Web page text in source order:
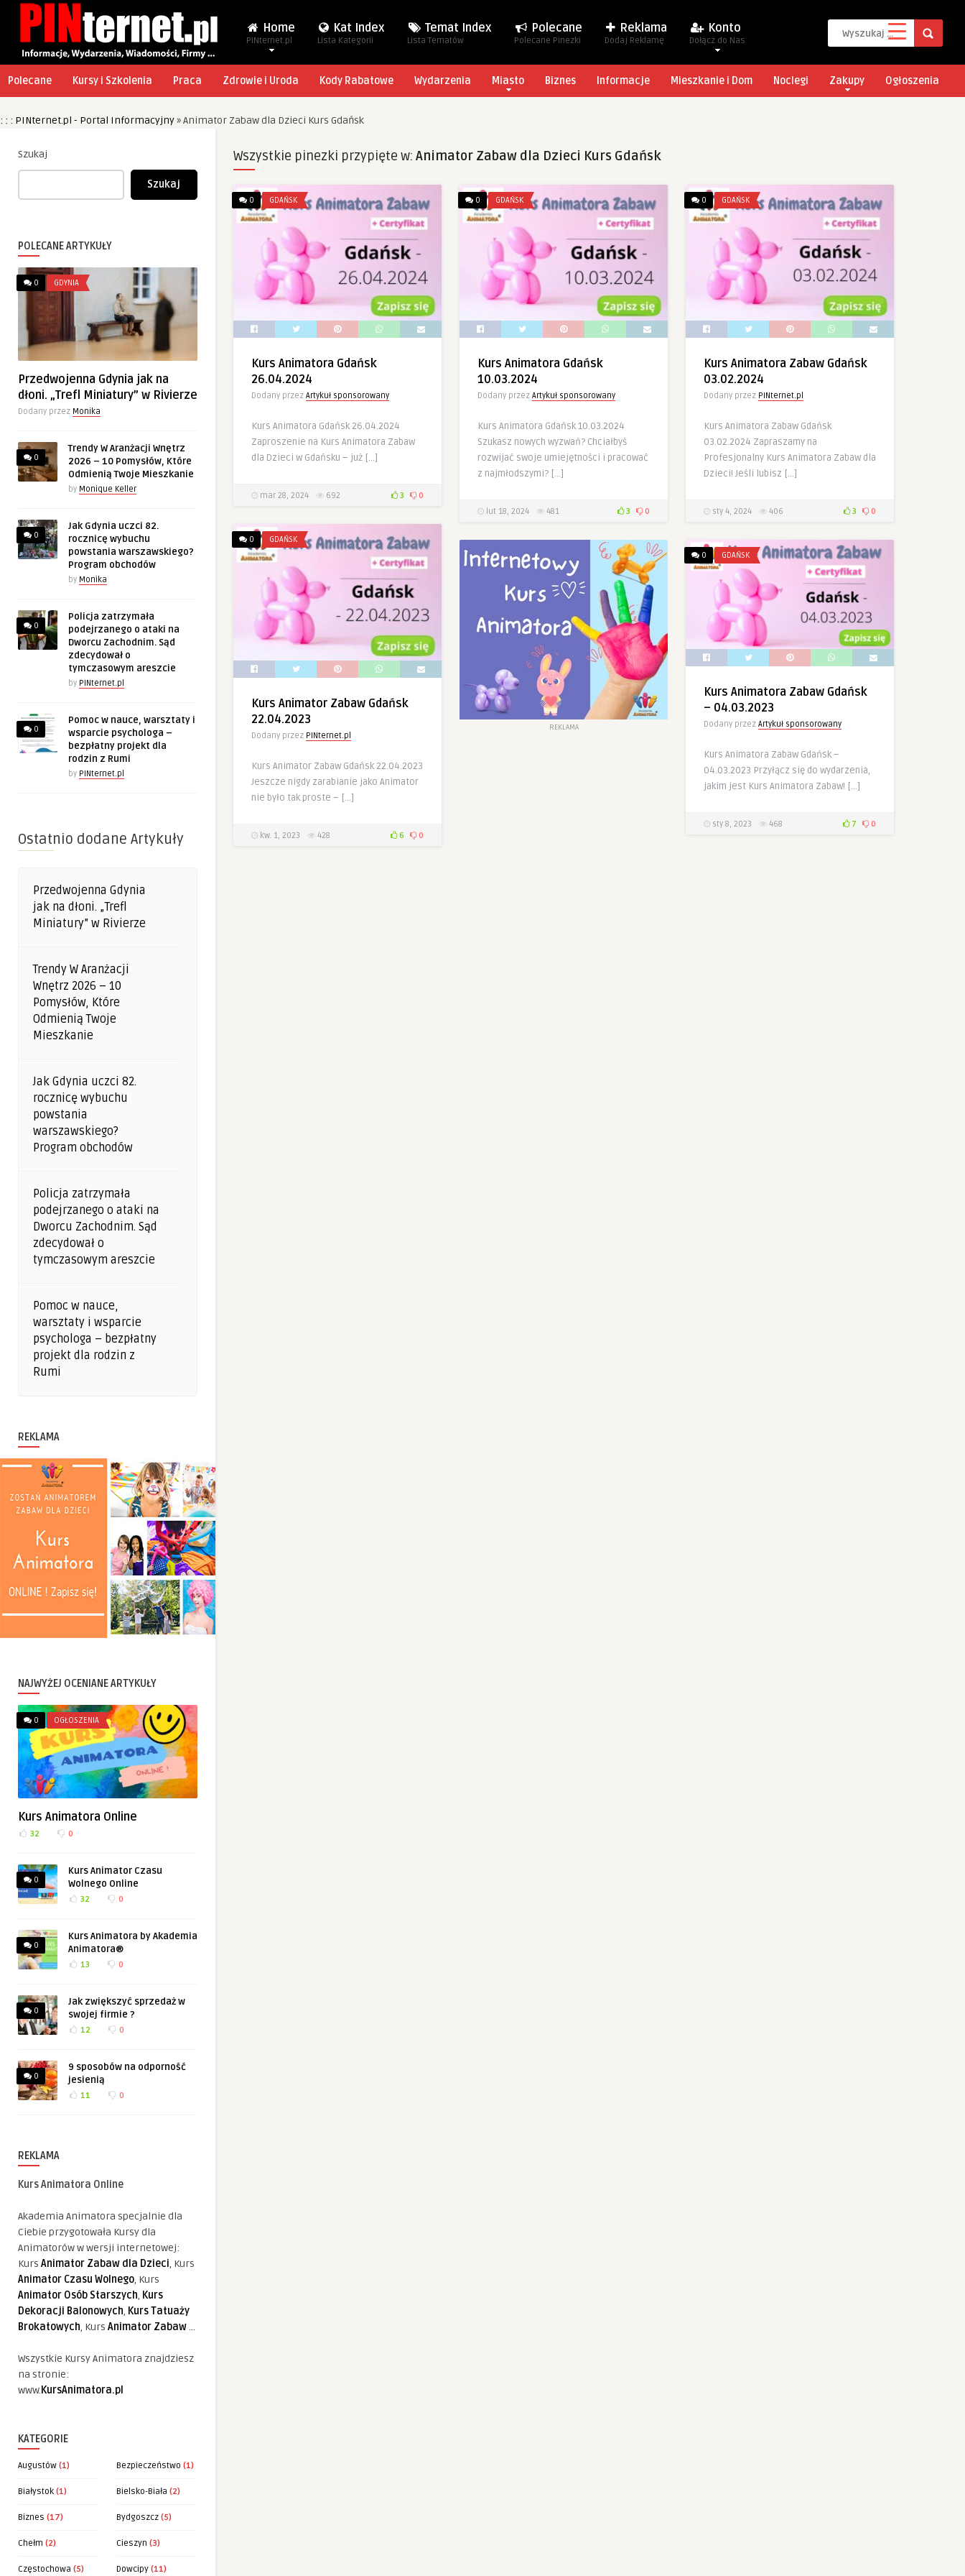
Home
PINternet.pl
Kat Index
Lista Kategorii
Temat Index
Lista Tematów
Polecane
Polecane Pinezki
Reklama
Dodaj Reklamę
Konto
Dołącz do Nas
Polecane Kursy i Szkolenia Praca Zdrowie i Uroda Kody Rabatowe Wydarzenia Miasto Biznes Informacje Mieszkanie i Dom Noclegi Zakupy Ogłoszenia
: : : PINternet.pl - Portal Informacyjny»Animator Zabaw dla Dzieci Kurs Gdańsk
Szukaj
Szukaj
POLECANE ARTYKUŁY
0 GDYNIA
Przedwojenna Gdynia jak na
dłoni. „Trefl Miniatury” w Rivierze
Dodany przez Monika
0
Trendy W Aranżacji Wnętrz
2026 – 10 Pomysłów, Które
Odmienią Twoje Mieszkanie
by Monique Keller
0
Jak Gdynia uczci 82.
rocznicę wybuchu
powstania warszawskiego?
Program obchodów
by Monika
0
Policja zatrzymała
podejrzanego o ataki na
Dworcu Zachodnim. Sąd
zdecydował o
tymczasowym areszcie
by PINternet.pl
0
Pomoc w nauce, warsztaty i
wsparcie psychologa –
bezpłatny projekt dla
rodzin z Rumi
by PINternet.pl
Ostatnio dodane Artykuły
Przedwojenna Gdynia
jak na dłoni. „Trefl
Miniatury” w Rivierze
Trendy W Aranżacji
Wnętrz 2026 – 10
Pomysłów, Które
Odmienią Twoje
Mieszkanie
Jak Gdynia uczci 82.
rocznicę wybuchu
powstania
warszawskiego?
Program obchodów
Policja zatrzymała
podejrzanego o ataki na
Dworcu Zachodnim. Sąd
zdecydował o
tymczasowym areszcie
Pomoc w nauce,
warsztaty i wsparcie
psychologa – bezpłatny
projekt dla rodzin z
Rumi
REKLAMA
NAJWYŻEJ OCENIANE ARTYKUŁY
0 OGŁOSZENIA
Kurs Animatora Online
32 0
0
Kurs Animator Czasu
Wolnego Online
32 0
0
Kurs Animatora by Akademia
Animatora®
13 0
0
Jak zwiększyć sprzedaż w
swojej firmie ?
12 0
0
9 sposobów na odporność
jesienią
11 0
REKLAMA
Kurs Animatora Online
Akademia Animatora specjalnie dla
Ciebie przygotowała Kursy dla
Animatorów w wersji internetowej:
Kurs Animator Zabaw dla Dzieci, Kurs
Animator Czasu Wolnego, Kurs
Animator Osób Starszych, Kurs
Dekoracji Balonowych, Kurs Tatuaży
Brokatowych, Kurs Animator Zabaw...
Wszystkie Kursy Animatora znajdziesz
na stronie:
www.KursAnimatora.pl
KATEGORIE
Augustów (1) Bezpieczeństwo (1)
Białystok (1) Bielsko-Biała (2)
Biznes (17) Bydgoszcz (5)
Chełm (2) Cieszyn (3)
Częstochowa (5) Dowcipy (11)
Wszystkie pinezki przypięte w: Animator Zabaw dla Dzieci Kurs Gdańsk
0 GDAŃSK
Kurs Animatora Gdańsk
26.04.2024
Dodany przez Artykuł sponsorowany
Kurs Animatora Gdańsk 26.04.2024
Zaproszenie na Kurs Animatora Zabaw
dla Dzieci w Gdańsku – już […]
mar 28, 2024 692 3 0
0 GDAŃSK
Kurs Animatora Gdańsk
10.03.2024
Dodany przez Artykuł sponsorowany
Kurs Animatora Gdańsk 10.03.2024
Szukasz nowych wyzwań? Chciałbyś
rozwijać swoje umiejętności i pracować
z najmłodszymi? […]
lut 18, 2024 481 3 0
0 GDAŃSK
Kurs Animatora Zabaw Gdańsk
03.02.2024
Dodany przez PINternet.pl
Kurs Animatora Zabaw Gdańsk
03.02.2024 Zapraszamy na
Profesjonalny Kurs Animatora Zabaw dla
Dzieci! Jeśli lubisz […]
sty 4, 2024 406 3 0
0 GDAŃSK
Kurs Animator Zabaw Gdańsk
22.04.2023
Dodany przez PINternet.pl
Kurs Animator Zabaw Gdańsk 22.04.2023
Jeszcze nigdy zarabianie jako Animator
nie było tak proste – […]
kw. 1, 2023 428 6 0
REKLAMA
0 GDAŃSK
Kurs Animatora Zabaw Gdańsk
– 04.03.2023
Dodany przez Artykuł sponsorowany
Kurs Animatora Zabaw Gdańsk –
04.03.2023 Przyłącz się do wydarzenia,
jakim jest Kurs Animatora Zabaw! […]
sty 8, 2023 468 7 0